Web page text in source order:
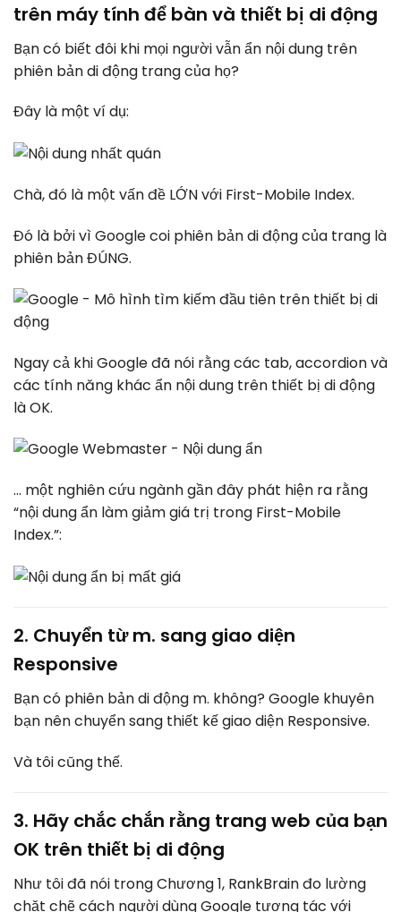
trên máy tính để bàn và thiết bị di động
Bạn có biết đôi khi mọi người vẫn ẩn nội dung trên
phiên bản di động trang của họ?
Đây là một ví dụ:
Chà, đó là một vấn đề LỚN với First-Mobile Index.
Đó là bởi vì Google coi phiên bản di động của trang là
phiên bản ĐÚNG.
Ngay cả khi Google đã nói rằng các tab, accordion và
các tính năng khác ẩn nội dung trên thiết bị di động
là OK.
… một nghiên cứu ngành gần đây phát hiện ra rằng
“nội dung ẩn làm giảm giá trị trong First-Mobile
Index.”:
2. Chuyển từ m. sang giao diện
Responsive
Bạn có phiên bản di động m. không? Google khuyên
bạn nên chuyển sang thiết kế giao diện Responsive.
Và tôi cũng thế.
3. Hãy chắc chắn rằng trang web của bạn
OK trên thiết bị di động
Như tôi đã nói trong Chương 1, RankBrain đo lường
chặt chẽ cách người dùng Google tương tác với